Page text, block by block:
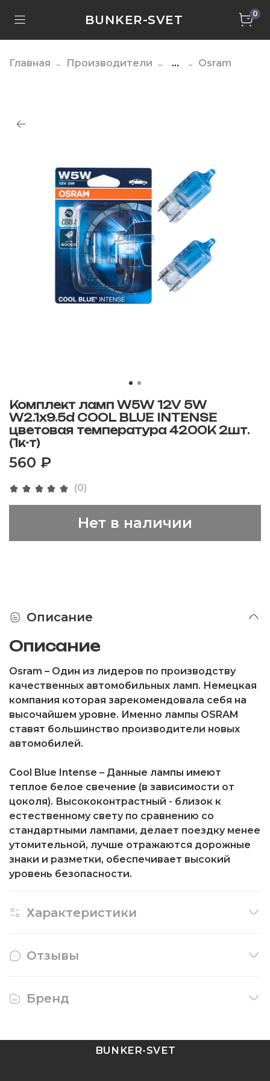
BUNKER-SVET 0
Главная Производители ... Osram
(0)
Комплект ламп W5W 12V 5W
W2.1x9.5d COOL BLUE INTENSE
цветовая температура 4200К 2шт.
(1к-т)
560 ₽
Нет в наличии
Описание
Описание
Osram – Один из лидеров по производству
качественных автомобильных ламп. Немецкая
компания которая зарекомендовала себя на
высочайшем уровне. Именно лампы OSRAM
ставят большинство производители новых
автомобилей.
Cool Blue Intense – Данные лампы имеют
теплое белое свечение (в зависимости от
цоколя). Высококонтрастный - близок к
естественному свету по сравнению со
стандартными лампами, делает поездку менее
утомительной, лучше отражаются дорожные
знаки и разметки, обеспечивает высокий
уровень безопасности.
Характеристики
Отзывы
Бренд
BUNKER-SVET